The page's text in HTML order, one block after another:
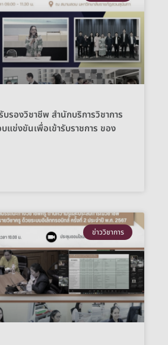
รองวิชาชีพ สำนักบริการวิชาการ
แข่งขันเพื่อเข้ารับราชการ ของ
ข่าววิชาการ